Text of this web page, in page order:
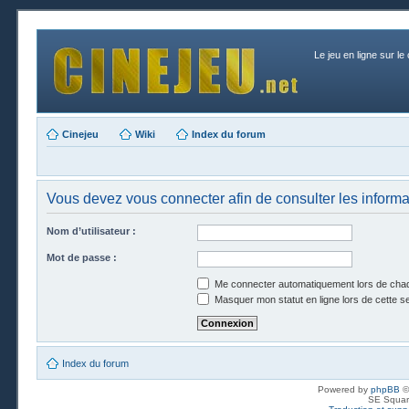
Le jeu en ligne sur le
Cinejeu Wiki Index du forum
Vous devez vous connecter afin de consulter les
Nom d’utilisateur :
Mot de passe :
Me connecter automatiquement lors de
Masquer mon statut en ligne lors de cette
Index du forum
Powered by phpBB
SE